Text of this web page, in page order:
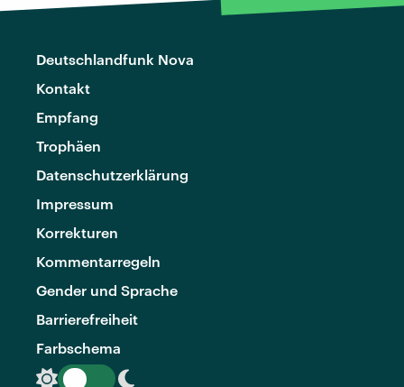
Deutschlandfunk Nova
Kontakt
Empfang
Trophäen
Datenschutzerklärung
Impressum
Korrekturen
Kommentarregeln
Gender und Sprache
Barrierefreiheit
Farbschema